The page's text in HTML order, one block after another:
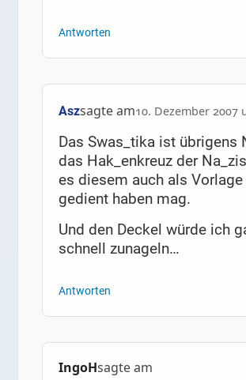
Antworten
Aszsagte am10. Dezember 2007
Das Swas_tika ist übrigens
das Hak_enkreuz der
es diesem auch als Vorlage
gedient haben mag.
Und den Deckel würde ich
schnell zunageln…
Antworten
IngoHsagte am